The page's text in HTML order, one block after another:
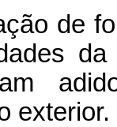
de
da
exterior.